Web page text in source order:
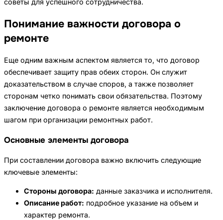
советы для успешного сотрудничества.
Понимание важности договора о
ремонте
Еще одним важным аспектом является то, что договор
обеспечивает защиту прав обеих сторон. Он служит
доказательством в случае споров, а также позволяет
сторонам четко понимать свои обязательства. Поэтому
заключение договора о ремонте является необходимым
шагом при организации ремонтных работ.
Основные элементы договора
При составлении договора важно включить следующие
ключевые элементы:
Стороны договора: данные заказчика и исполнителя.
Описание работ: подробное указание на объем и
характер ремонта.